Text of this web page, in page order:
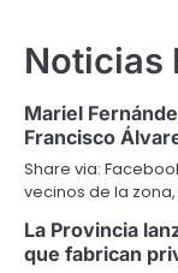
Noticias
Mariel
Francisco
Share via:
vecinos de la
La Provincia
que fabrican